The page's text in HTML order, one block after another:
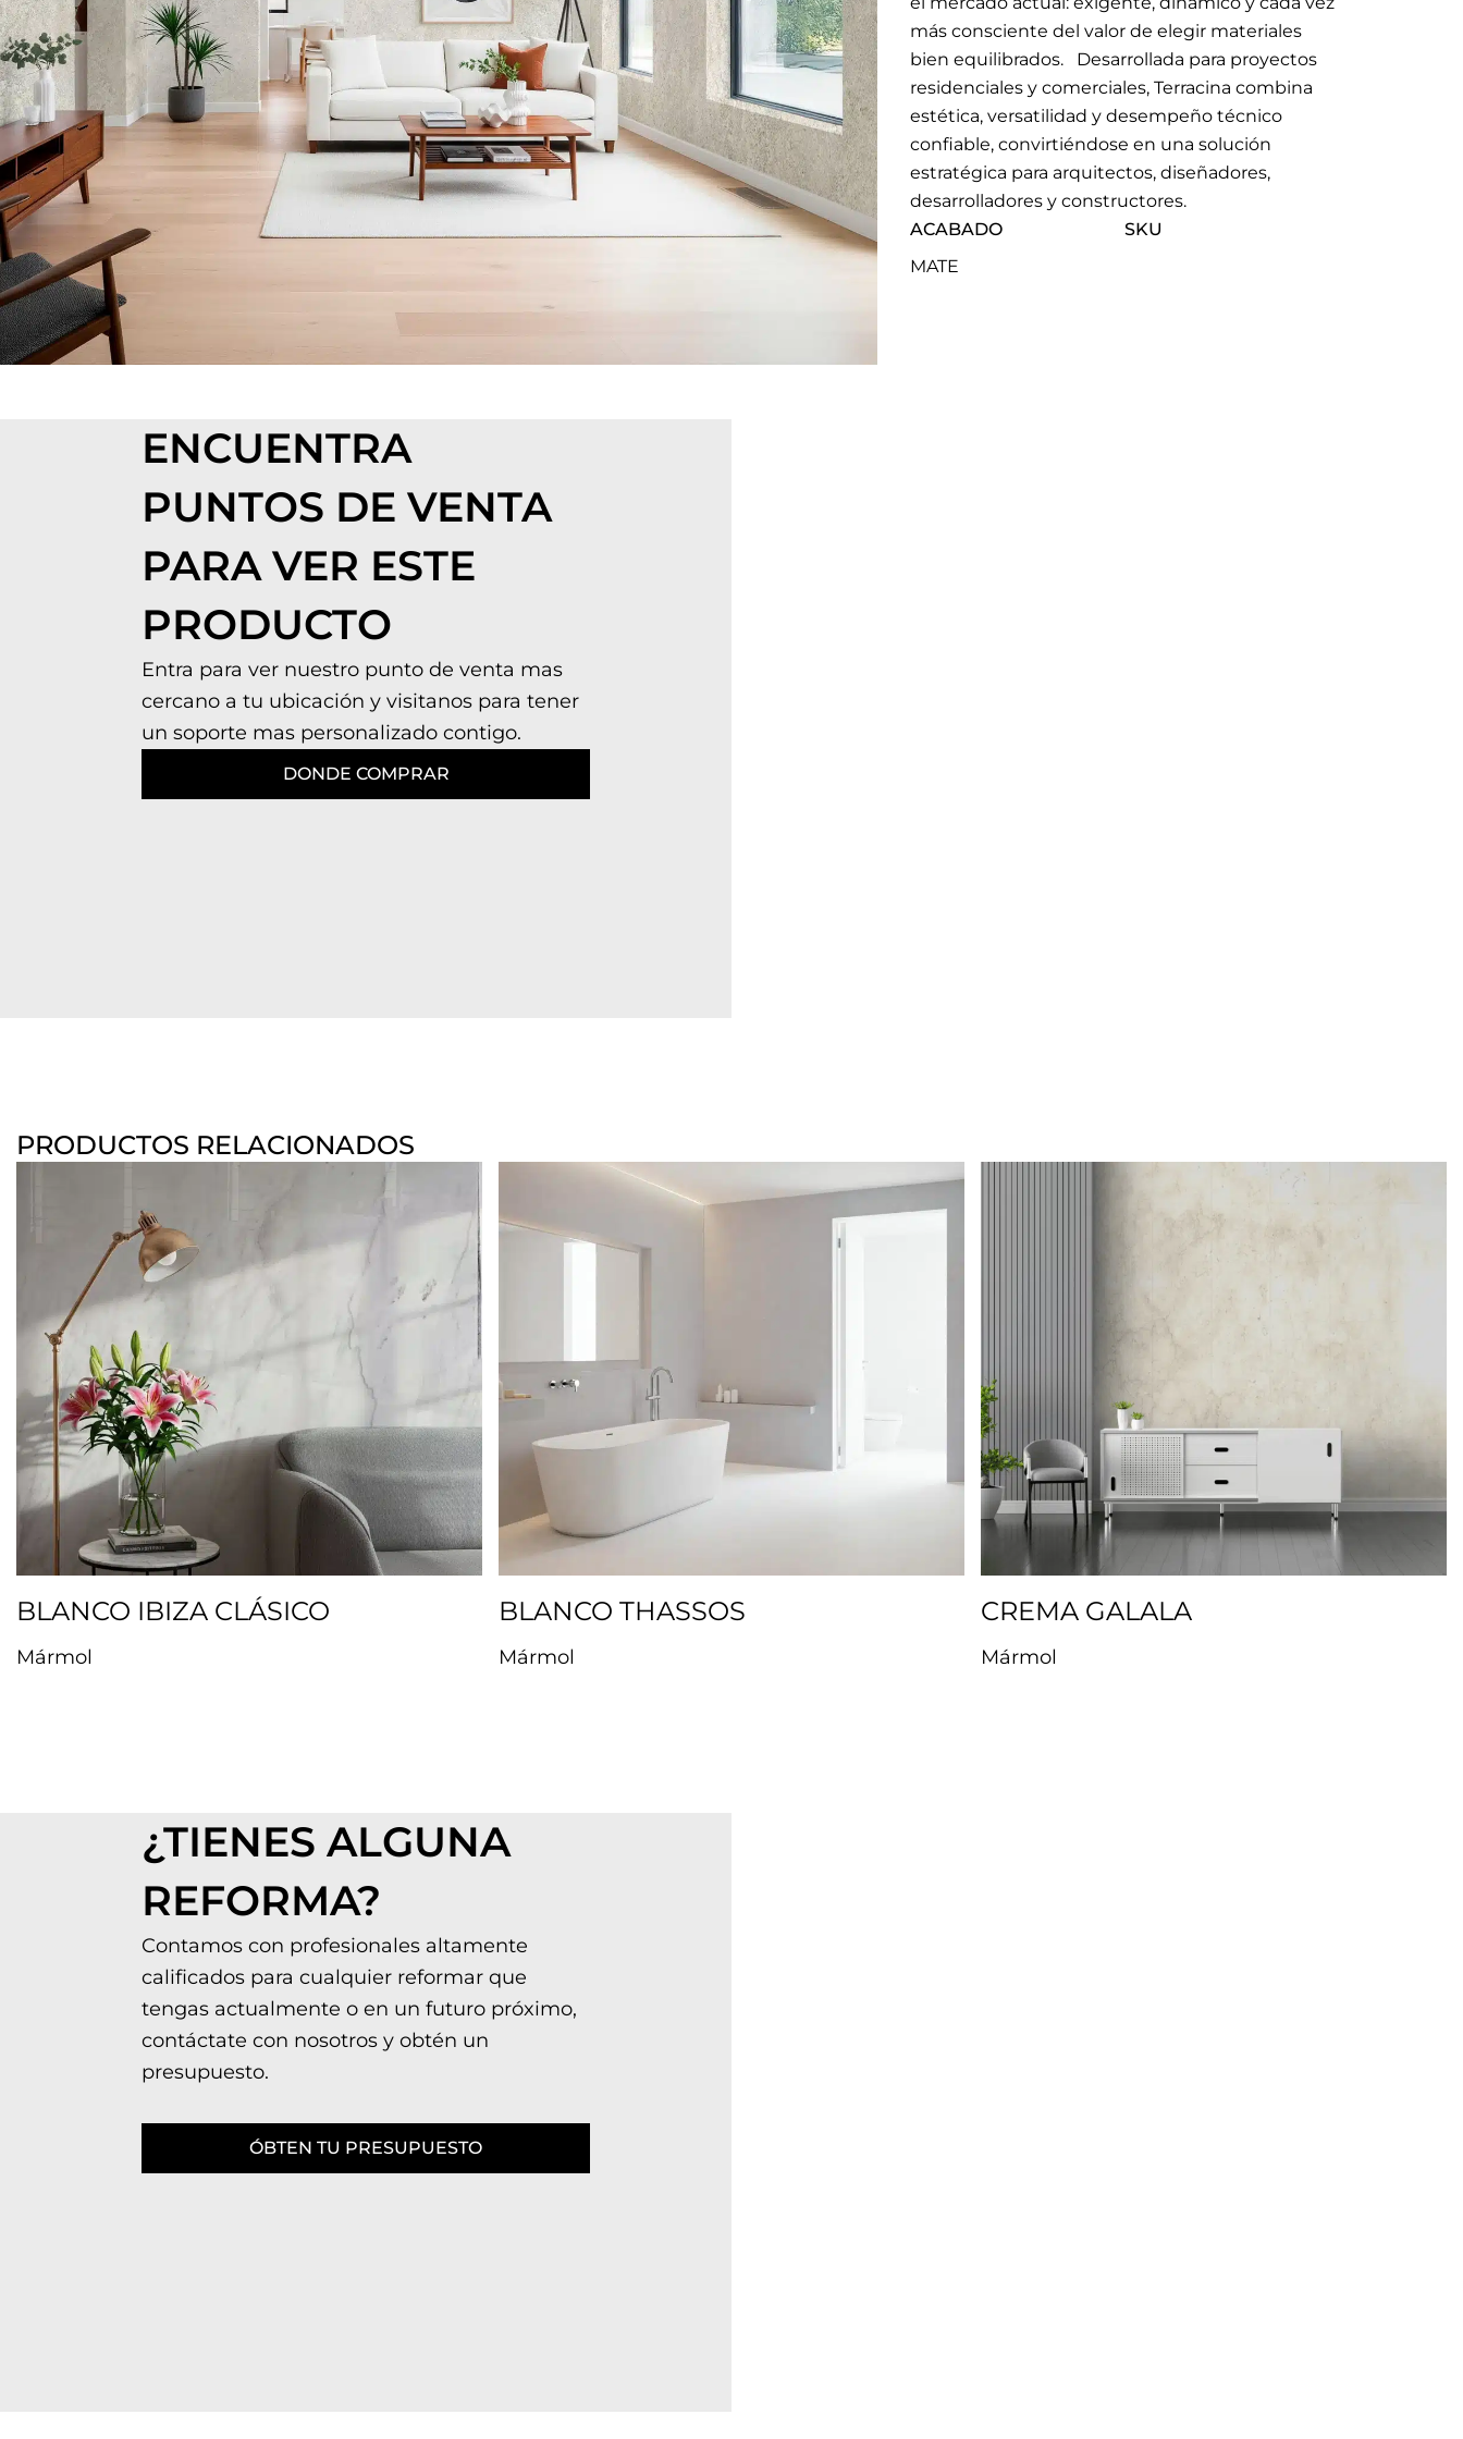
más consciente del valor de elegir materiales
bien equilibrados. Desarrollada para proyectos
residenciales y comerciales, Terracina combina
estética, versatilidad y desempeño técnico
confiable, convirtiéndose en una solución
estratégica para arquitectos, diseñadores,
desarrolladores y constructores.
ACABADO
MATE
SKU
ENCUENTRA
PUNTOS DE VENTA
PARA VER ESTE
PRODUCTO
Entra para ver nuestro punto de venta mas
cercano a tu ubicación y visitanos para tener
un soporte mas personalizado contigo.
DONDE COMPRAR
PRODUCTOS RELACIONADOS
BLANCO IBIZA CLÁSICO
Mármol
BLANCO THASSOS
Mármol
CREMA GALALA
Mármol
¿TIENES ALGUNA
REFORMA?
Contamos con profesionales altamente
calificados para cualquier reformar que
tengas actualmente o en un futuro próximo,
contáctate con nosotros y obtén un
presupuesto.
ÓBTEN TU PRESUPUESTO